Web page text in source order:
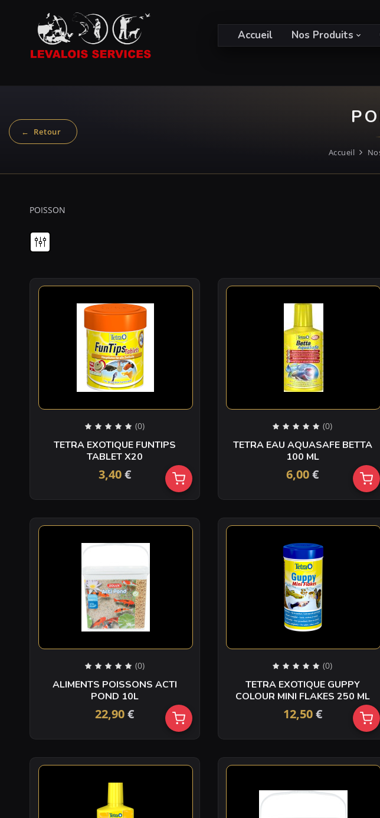
Accueil Nos Produits
Accueil
POISSON
(0)
TETRA EXOTIQUE FUNTIPS
TABLET X20
3,40€
(0)
TETRA EAU AQUASAFE BETTA
100 ML
6,00€
(0)
ALIMENTS POISSONS ACTI
POND 10L
22,90€
(0)
TETRA EXOTIQUE GUPPY
COLOUR MINI FLAKES 250 ML
12,50€